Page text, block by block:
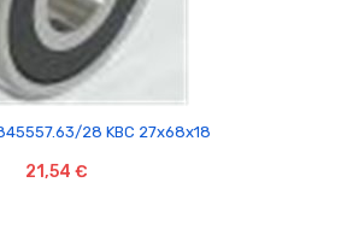
 28 KBC 27x68x18
21,54 €